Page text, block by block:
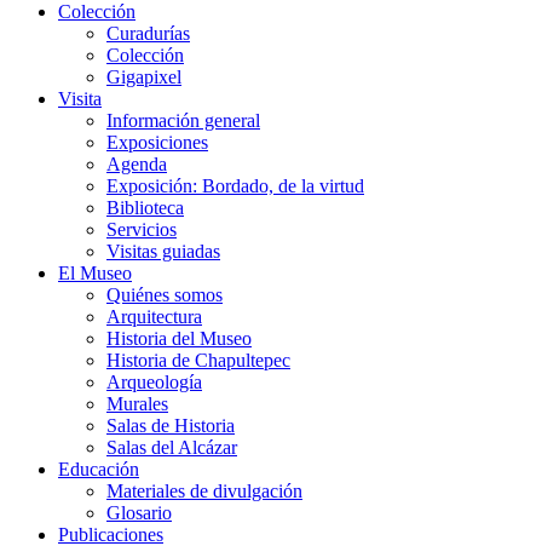
Colección
Curadurías
Colección
Gigapixel
Visita
Información general
Exposiciones
Agenda
Exposición: Bordado, de la virtud
Biblioteca
Servicios
Visitas guiadas
El Museo
Quiénes somos
Arquitectura
Historia del Museo
Historia de Chapultepec
Arqueología
Murales
Salas de Historia
Salas del Alcázar
Educación
Materiales de divulgación
Glosario
Publicaciones